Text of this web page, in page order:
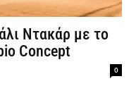
Ντακάρ με το
Concept
0